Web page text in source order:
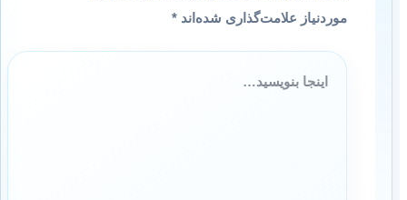
موردنیاز علامت‌گذاری شده‌اند*
اینجا
بنویسید…